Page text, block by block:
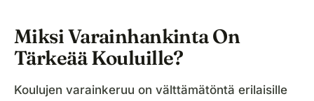
Miksi Varainhankinta On
Tärkeää Kouluille?
Koulujen varainkeruu on välttämätöntä erilaisille